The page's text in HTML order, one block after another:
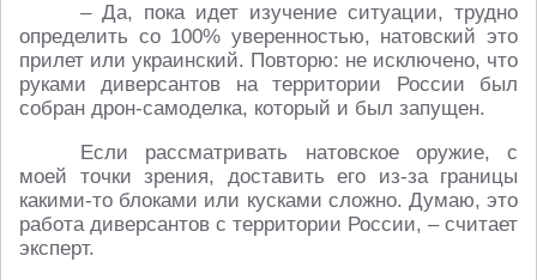
– Да, пока идет изучение ситуации, трудно
определить со 100% уверенностью, натовский это
прилет или украинский. Повторю: не исключено, что
руками диверсантов на территории России был
собран дрон-самоделка, который и был запущен.
Если рассматривать натовское оружие, с
моей точки зрения, доставить его из-за границы
какими-то блоками или кусками сложно. Думаю, это
работа диверсантов с территории России, – считает
эксперт.